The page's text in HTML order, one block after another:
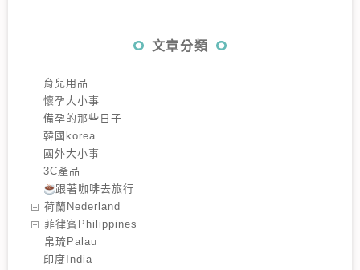
文章分類
育兒用品
懷孕大小事
備孕的那些日子
韓國korea
國外大小事
3C產品
跟著咖啡去旅行
️荷蘭Nederland
️菲律賓Philippines
️帛琉Palau
印度India